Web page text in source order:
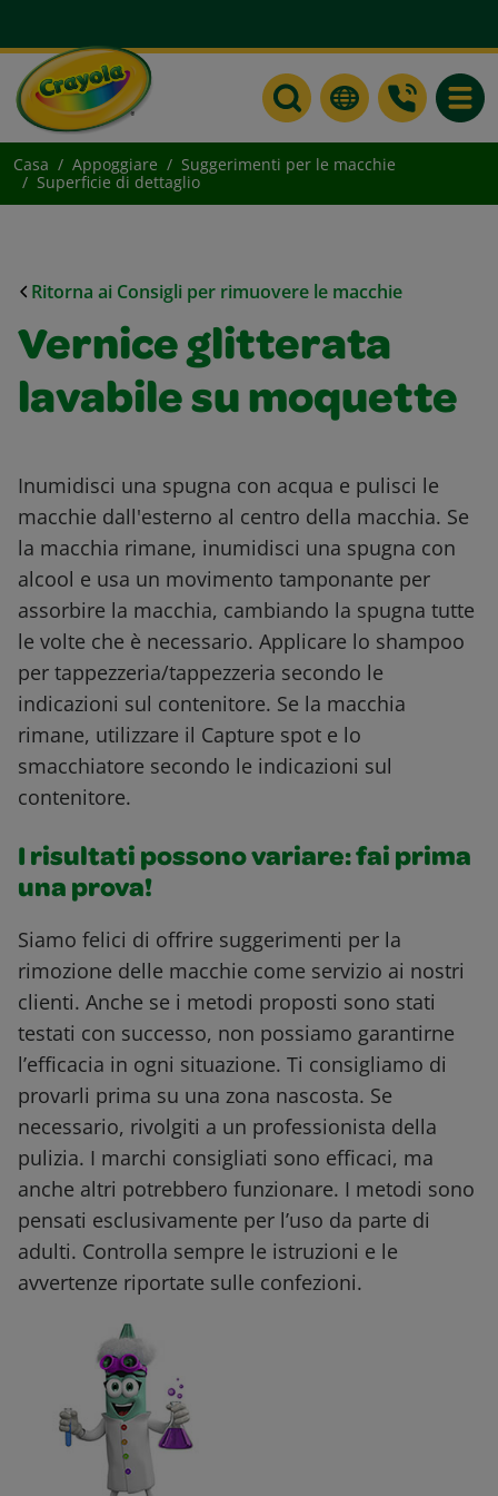
Casa Appoggiare
Suggerimenti per le macchie
Superficie di dettaglio
Ritorna ai Consigli per rimuovere le macchie
Vernice glitterata
lavabile su moquette
Inumidisci una spugna con acqua e pulisci le
macchie dall'esterno al centro della macchia. Se
la macchia rimane, inumidisci una spugna con
alcool e usa un movimento tamponante per
assorbire la macchia, cambiando la spugna tutte
le volte che è necessario. Applicare lo shampoo
per tappezzeria/tappezzeria secondo le
indicazioni sul contenitore. Se la macchia
rimane, utilizzare il Capture spot e lo
smacchiatore secondo le indicazioni sul
contenitore.
I risultati possono variare: fai prima
una prova!
Siamo felici di offrire suggerimenti per la
rimozione delle macchie come servizio ai nostri
clienti. Anche se i metodi proposti sono stati
testati con successo, non possiamo garantirne
l’efficacia in ogni situazione. Ti consigliamo di
provarli prima su una zona nascosta. Se
necessario, rivolgiti a un professionista della
pulizia. I marchi consigliati sono efficaci, ma
anche altri potrebbero funzionare. I metodi sono
pensati esclusivamente per l’uso da parte di
adulti. Controlla sempre le istruzioni e le
avvertenze riportate sulle confezioni.